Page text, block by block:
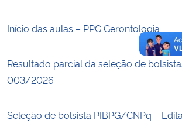
Planalto
Início das aulas – PPG Gerontologia
Resultado parcial da seleção de
003/2026
Seleção de bolsista PIBPG/CNPq –